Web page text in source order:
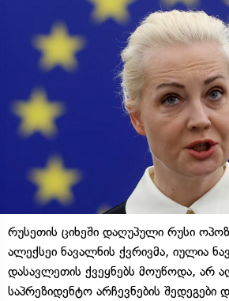
რუსეთის ციხეში დაღუპული რუსი
ალექსეი ნავალნის ქვრივმა, იულია
დასავლეთის ქვეყნებს მოუწოდა, არ
საპრეზიდენტო არჩევნების შედეგები